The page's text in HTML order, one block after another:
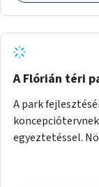
gyerekek
több korosztály
A Flórián téri
A park
egyeztetéssel.